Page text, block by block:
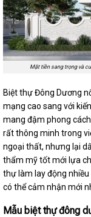
Mặt tiền sang trọng và
Biệt thự Đông Dương
mạng cao sang với
mang đậm phong
rất thông minh trong
ngoại thất, nhưng lại
thẩm mỹ tốt mới lựa
thự làm lay động nhiều
có thể cảm nhận mới
Mẫu biệt thự đông